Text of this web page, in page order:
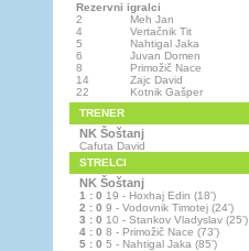
Rezervni igralci
2
Meh Jan
4
Vertačnik Tit
5
Nahtigal Jaka
6
Juvan Domen
8
Primožič Nace
14
Zajc David
22
Kotnik Gašper
TRENER
NK Šoštanj
Cafuta David
STRELCI
NK Šoštanj
1 : 0 19 - Hoxhaj Edin (18')
2 : 0 9 - Vodovnik Timotej (24')
3 : 0 10 - Stankov Vladyslav (25')
4 : 0 8 - Primožič Nace (73')
5 : 0 5 - Nahtigal Jaka (85')